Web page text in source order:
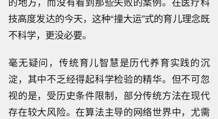
技高度发达的今天，这种“撞大运”式的育儿理念既
不科学，更没必要。
毫无疑问，传统育儿智慧是历代养育实践的沉
淀，其中不乏经得起科学检验的精华。但不可忽
视的是，受历史条件限制，部分传统方法在现代
存在较大风险。在算法主导的网络世界中，尤需